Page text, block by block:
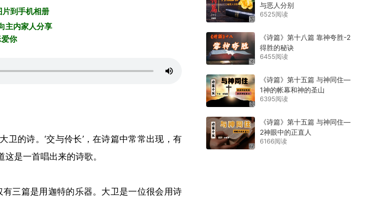
到手机相册
主内家人分享
你
卫的诗。 ‘交与伶长’，在诗篇中常常出现，有
是一首唱出来的诗歌。
有三篇是用迦特的乐器。大卫是一位很会用诗
与恶人分别
6525阅读
《诗篇》第十八篇 靠神夸胜-2
得胜的秘诀
6455阅读
《诗篇》第十五篇 与神同住—
1神的帐幕和神的圣山
6395阅读
《诗篇》第十五篇 与神同住—
2神眼中的正直人
6166阅读